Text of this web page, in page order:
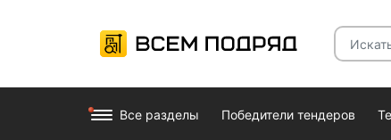
Все разделы Победители тендеров